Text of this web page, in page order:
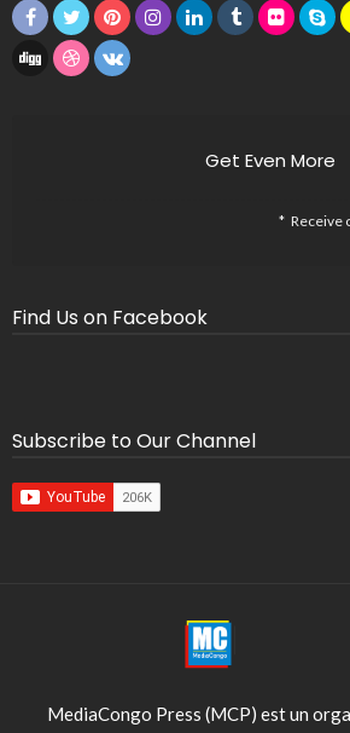
Get Even More
Receive
Find Us on Facebook
Subscribe to Our Channel
MediaCongo Press (MCP) est un